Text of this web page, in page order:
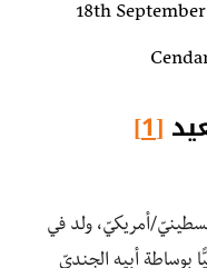
18th
[1]
سعيد (1935 – 2003)، فلسطينيّ/أمريكيّ، ولد في
بوساطة أبيه الجنديّ